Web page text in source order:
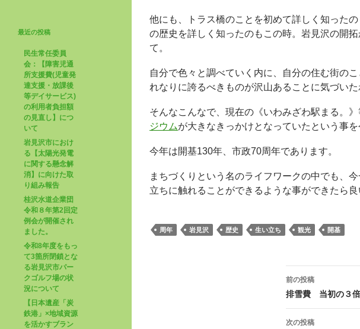
他にも、トラス橋のことを初めて詳しく知った
の歴史を詳しく知ったのもこの時。岩見沢の開
て。
自分で色々と調べていく内に、自分の住む街の
れなりに誇るべきものが沢山あることに気づいた
そんなこんなで、現在の《いわみざわ駅まる。
ジウムが大きなきっかけとなっていたという事
今年は開基130年、市政70周年であります。
まちづくりという名のライフワークの中でも、
立ちに触れることができるような事ができたら良
周年 岩見沢 歴史 生い立ち 観光 開基
稿
ビ
前の投稿
排雪費 当初の３
次の投稿
最近の投稿
民生常任委員
会：【障害児通
所支援費(児童発
達支援・放課後
等デイサービス)
の利用者負担額
の見直し】につ
いて
岩見沢市におけ
る【太陽光発電
に関する懸念解
消】に向けた取
り組み報告
桂沢水道企業団
令和８年第2回定
例会が開催され
ました。
令和8年度をもっ
て3箇所閉鎖とな
る岩見沢市パー
クゴルフ場の状
況について
【日本遺産「炭
鉄港」×地域資源
を活かすブラン